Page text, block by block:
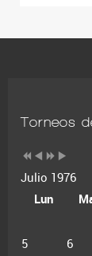
Torneos
Julio 1976
Lun
5
6